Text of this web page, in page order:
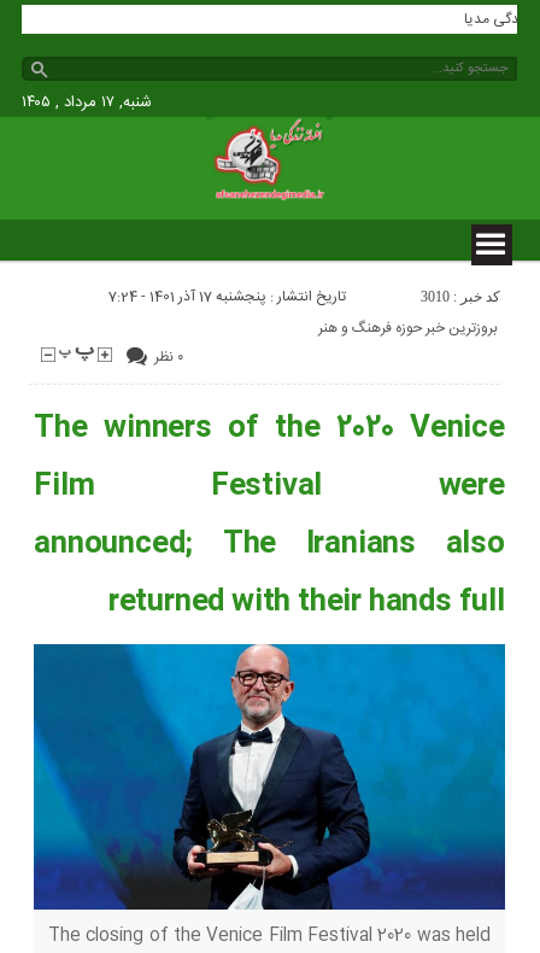
افسانه زندگی مدیا
شنبه, ۱۷ مرداد , ۱۴۰۵
کد خبر : 3010 تاریخ انتشار : پنجشنبه 17 آذر 1401 - 7:24
۰ نظر
بروزترین خبر حوزه فرهنگ و هنر
The winners of the 2020 Venice
Film Festival were
announced; The Iranians also
returned with their hands full
The closing of the Venice Film Festival 2020 was held